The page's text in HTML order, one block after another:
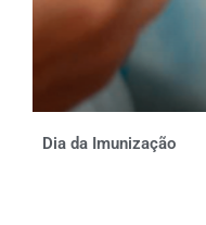
Dia da Imunização